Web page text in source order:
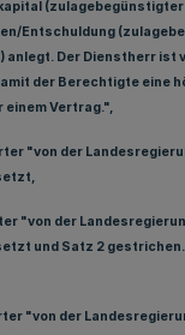
Entschuldung
anlegt. Der Dienstherr
der Berechtigte eine
einem Vertrag.",
"von der
"von der
und Satz 2 gestrichen.
"von der